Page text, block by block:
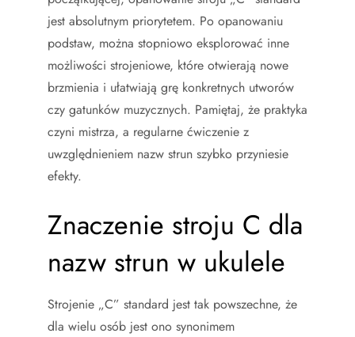
jest absolutnym priorytetem. Po opanowaniu
podstaw, można stopniowo eksplorować inne
możliwości strojeniowe, które otwierają nowe
brzmienia i ułatwiają grę konkretnych utworów
czy gatunków muzycznych. Pamiętaj, że praktyka
czyni mistrza, a regularne ćwiczenie z
uwzględnieniem nazw strun szybko przyniesie
efekty.
Znaczenie stroju C dla
nazw strun w ukulele
Strojenie „C” standard jest tak powszechne, że
dla wielu osób jest ono synonimem